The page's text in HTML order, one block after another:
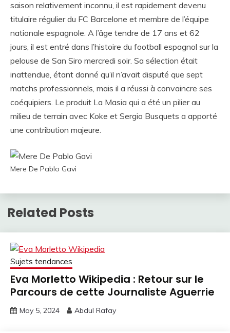
saison relativement inconnu, il est rapidement devenu
titulaire régulier du FC Barcelone et membre de l’équipe
nationale espagnole. A l’âge tendre de 17 ans et 62
jours, il est entré dans l’histoire du football espagnol sur la
pelouse de San Siro mercredi soir. Sa sélection était
inattendue, étant donné qu’il n’avait disputé que sept
matchs professionnels, mais il a réussi à convaincre ses
coéquipiers. Le produit La Masia qui a été un pilier au
milieu de terrain avec Koke et Sergio Busquets a apporté
une contribution majeure.
Mere De Pablo Gavi
Related Posts
Sujets tendances
Eva Morletto Wikipedia : Retour sur le
Parcours de cette Journaliste Aguerrie
May 5, 2024 Abdul Rafay